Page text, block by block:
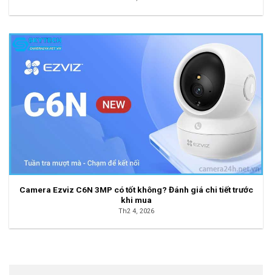
Camera Ezviz C6N 3MP có tốt không? Đánh giá chi tiết trước
khi mua
Th2 4, 2026